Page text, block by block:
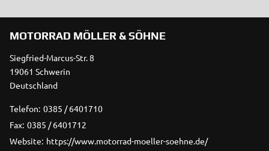
MOTORRAD MÖLLER & SÖHNE
Siegfried-Marcus-Str. 8
19061 Schwerin
Deutschland
Telefon: 0385 / 6401710
Fax: 0385 / 6401712
Website: https://www.motorrad-moeller-soehne.de/